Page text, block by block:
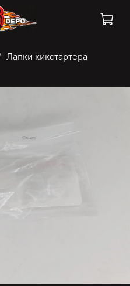
Лапки кикстартера